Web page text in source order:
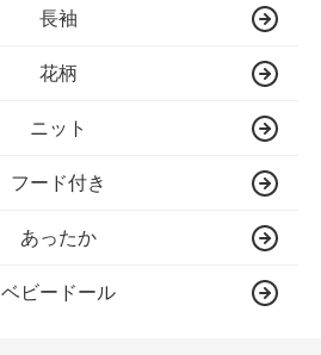
長袖
花柄
ニット
フード付き
あったか
ベビードール